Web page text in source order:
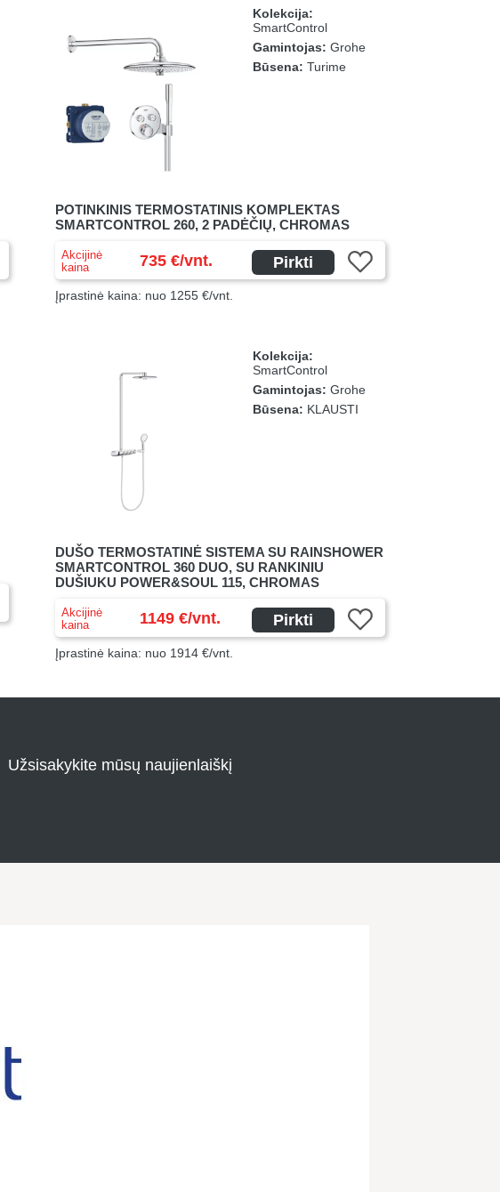
Kolekcija:
SmartControl
Gamintojas: Grohe
Būsena: Turime
POTINKINIS TERMOSTATINIS KOMPLEKTAS
SMARTCONTROL 260, 2 PADĖČIŲ, CHROMAS
Akcijinė
kaina
735 €/vnt. Pirkti
Įprastinė kaina: nuo 1255 €/vnt.
Kolekcija:
SmartControl
Gamintojas: Grohe
Būsena: KLAUSTI
DUŠO TERMOSTATINĖ SISTEMA SU RAINSHOWER
SMARTCONTROL 360 DUO, SU RANKINIU
DUŠIUKU POWER&SOUL 115, CHROMAS
Akcijinė
kaina
1149 €/vnt. Pirkti
Įprastinė kaina: nuo 1914 €/vnt.
Užsisakykite mūsų naujienlaiškį